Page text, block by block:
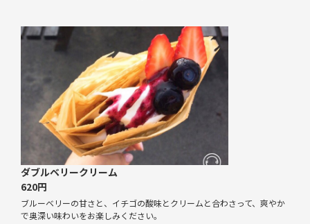
ダブルベリークリーム
620円
ブルーベリーの甘さと、イチゴの酸味とクリームと合わさって、爽やか
で奥深い味わいをお楽しみください。